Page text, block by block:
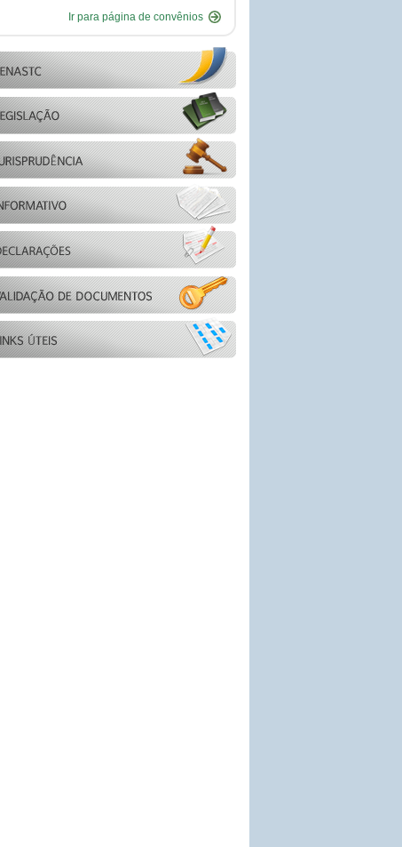
Ir para página de convênios